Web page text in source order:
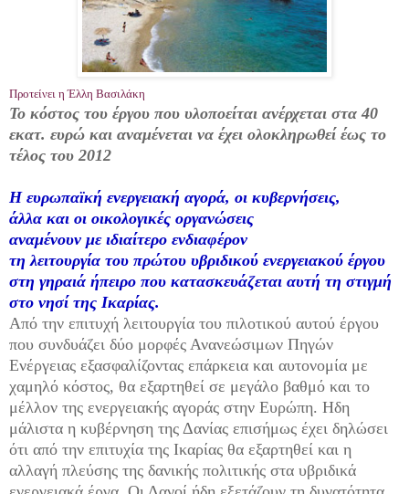
Προτείνει η Έλλη Βασιλάκη
Το κόστος του έργου που υλοποείται ανέρχεται στα 40
εκατ. ευρώ και αναμένεται να έχει ολοκληρωθεί έως το
τέλος του 2012
Η ευρωπαϊκή ενεργειακή αγορά, οι κυβερνήσεις,
άλλα και οι οικολογικές οργανώσεις
αναμένουν με ιδιαίτερο ενδιαφέρον
τη λειτουργία του πρώτου υβριδικού ενεργειακού έργου
στη γηραιά ήπειρο που κατασκευάζεται αυτή τη στιγμή
στο νησί της Ικαρίας.
Από την επιτυχή λειτουργία του πιλοτικού αυτού έργου
που συνδυάζει δύο μορφές Ανανεώσιμων Πηγών
Ενέργειας εξασφαλίζοντας επάρκεια και αυτονομία με
χαμηλό κόστος, θα εξαρτηθεί σε μεγάλο βαθμό και το
μέλλον της ενεργειακής αγοράς στην Ευρώπη. Ηδη
μάλιστα η κυβέρνηση της Δανίας επισήμως έχει δηλώσει
ότι από την επιτυχία της Ικαρίας θα εξαρτηθεί και η
αλλαγή πλεύσης της δανικής πολιτικής στα υβριδικά